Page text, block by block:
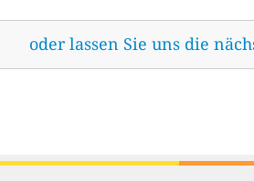
oder lassen Sie uns die